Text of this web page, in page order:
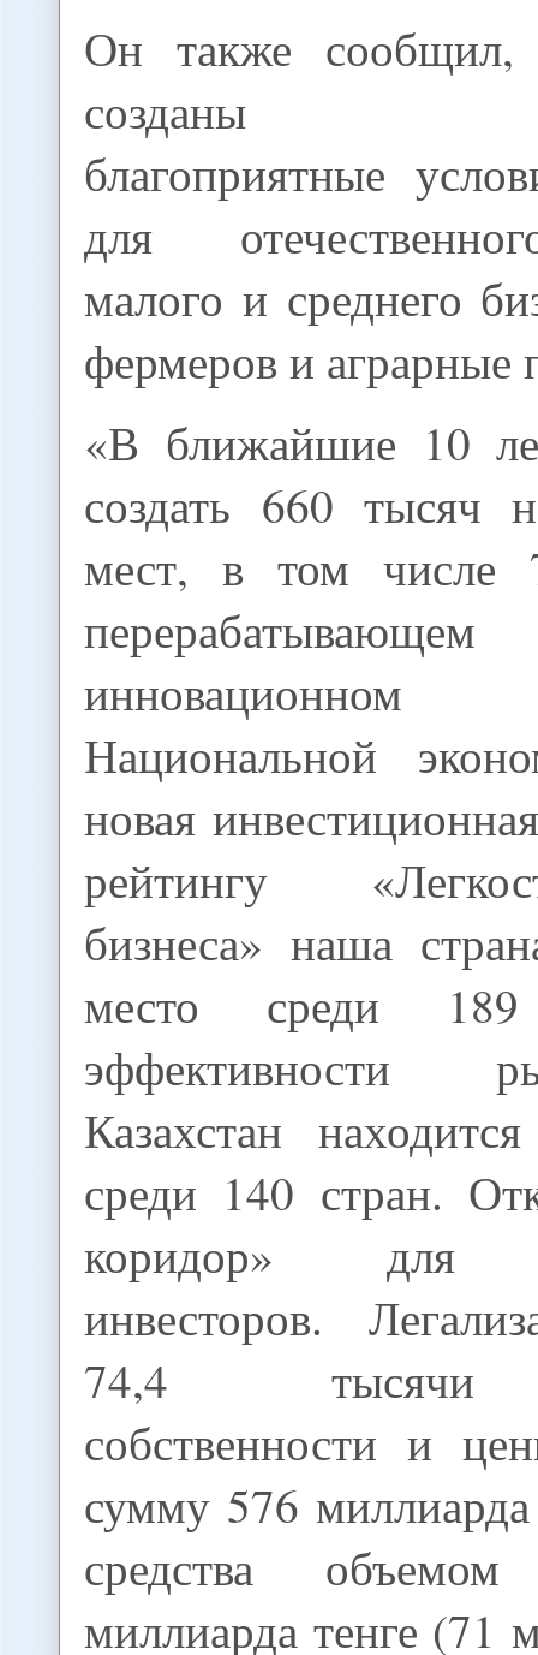
Он также сообщил,
созданы
благоприятные
для
малого и среднего
фермеров и аграрные
«В ближайшие 10
создать 660 тысяч
мест, в том
Национальной
новая
рейтингу
бизнеса» наша
место среди
эффективности
Казахстан
среди 140 стран.
коридор» для
инвесторов.
74,4 тысячи
собственности и
сумму 576
средства
миллиарда тенге (71